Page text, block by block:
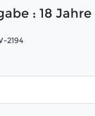
: 18 Jahre
2194